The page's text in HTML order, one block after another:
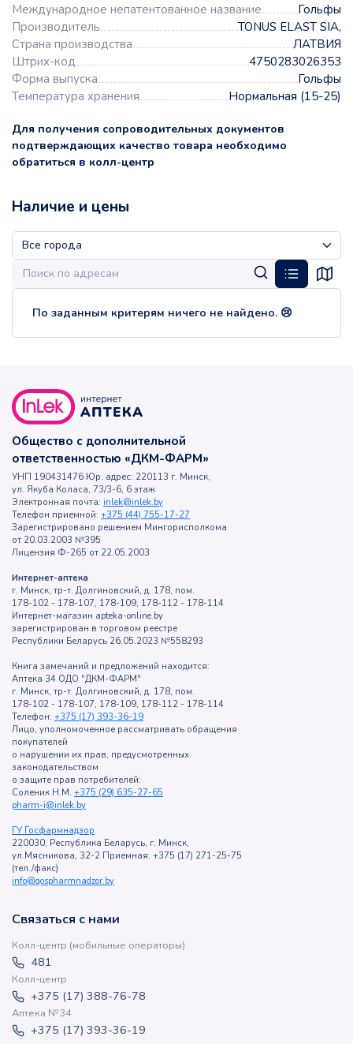
Международное непатентованное название
Гольфы
Производитель
TONUS ELAST SIA,
Страна производства
ЛАТВИЯ
Штрих-код
4750283026353
Форма выпуска
Гольфы
Температура хранения
Нормальная (15-25)
Для получения сопроводительных документов
подтверждающих качество товара необходимо
обратиться в колл-центр
Наличие и цены
По заданным критерям ничего не найдено. 😢
Общество с дополнительной
ответственностью «ДКМ-ФАРМ»
УНП 190431476 Юр. адрес: 220113 г. Минск,
ул. Якуба Коласа, 73/3-6, 6 этаж
Электронная почта: inlek@inlek.by
Телефон приемной: +375 (44) 755-17-27
Зарегистрировано решением Мингорисполкома
от 20.03.2003 №395
Лицензия Ф-265 от 22.05.2003
Интернет-аптека
г. Минск, тр-т. Долгиновский, д. 178, пом.
178-102 - 178-107, 178-109, 178-112 - 178-114
Интернет-магазин apteka-online.by
зарегистрирован в торговом реестре
Республики Беларусь 26.05.2023 №558293
Книга замечаний и предложений находится:
Аптека 34 ОДО "ДКМ-ФАРМ"
г. Минск, тр-т. Долгиновский, д. 178, пом.
178-102 - 178-107, 178-109, 178-112 - 178-114
Телефон: +375 (17) 393-36-19
Лицо, уполномоченное рассматривать обращения
покупателей
о нарушении их прав, предусмотренных
законодательством
о защите прав потребителей:
Соленик Н.М. +375 (29) 635-27-65
pharm-i@inlek.by
ГУ Госфармнадзор
220030, Республика Беларусь, г. Минск,
ул.Мясникова, 32-2 Приемная: +375 (17) 271-25-75
(тел./факс)
info@gospharmnadzor.by
Связаться с нами
Колл-центр (мобильные операторы)
481
Колл-центр
+375 (17) 388-76-78
Аптека №34
+375 (17) 393-36-19